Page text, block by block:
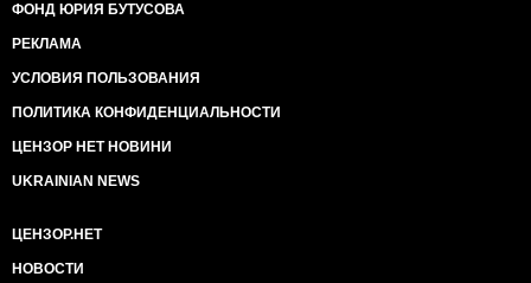
ФОНД ЮРИЯ БУТУСОВА
РЕКЛАМА
УСЛОВИЯ ПОЛЬЗОВАНИЯ
ПОЛИТИКА КОНФИДЕНЦИАЛЬНОСТИ
ЦЕНЗОР НЕТ НОВИНИ
UKRAINIAN NEWS
ЦЕНЗОР.НЕТ
НОВОСТИ